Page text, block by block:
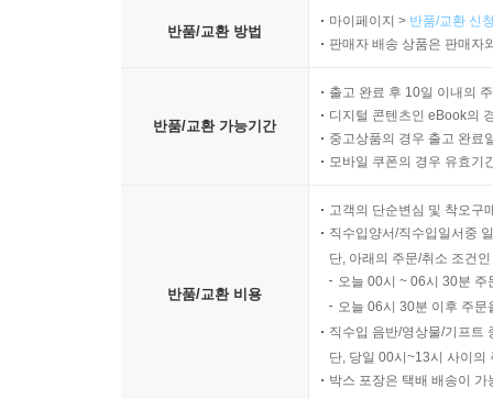
반품/교환 방법
마이페이지 > 반품/교환 신
판매자 배송 상품은 판매자
반품/교환 가능기간
출고 완료 후 10일 이내의
디지털 콘텐츠인 eBook의
중고상품의 경우 출고 완료
모바일 쿠폰의 경우 유효기
반품/교환 비용
고객의 단순변심 및 착오구
직수입양서/직수입일서중
단, 아래의 주문/취소 조건
오늘 00시 ~ 06시 30분
오늘 06시 30분 이후 주
직수입 음반/영상물/기프트
단, 당일 00시~13시 사이의
박스 포장은 택배 배송이